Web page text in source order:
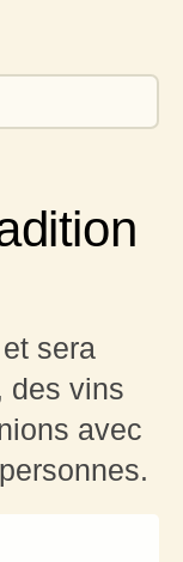
sera
des vins
avec